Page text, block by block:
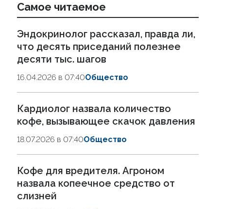
Самое читаемое
Эндокринолог рассказал, правда ли,
что десять приседаний полезнее
десяти тыс. шагов
16.04.2026 в 07:40Общество
Кардиолог назвала количество
кофе, вызывающее скачок давления
18.07.2026 в 07:40Общество
Кофе для вредителя. Агроном
назвала копеечное средство от
слизней